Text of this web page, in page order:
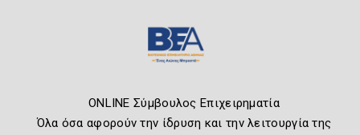
ONLINE Σύμβουλος Επιχειρηματία
Όλα όσα αφορούν την ίδρυση και την λειτουργία της